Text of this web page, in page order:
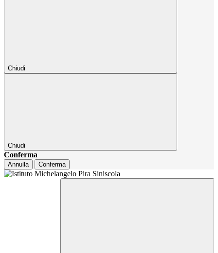
Chiudi
Chiudi
Conferma
Annulla Conferma